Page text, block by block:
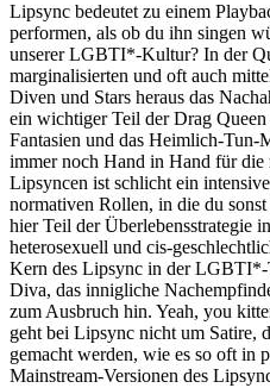
Lipsync bedeutet zu einem
performen, als ob du ihn singen
unserer LGBTI*-Kultur? In der
marginalisierten und oft auch
Diven und Stars heraus das
ein wichtiger Teil der Drag
Fantasien und das Heimlich-Tun-
immer noch Hand in Hand für die
Lipsyncen ist schlicht ein
normativen Rollen, in die du
hier Teil der Überlebensstrategie
heterosexuell und cis-
Kern des Lipsync in der LGBTI*-
Diva, das innigliche
zum Ausbruch hin. Yeah, you
geht bei Lipsync nicht um Satire,
gemacht werden, wie es so oft in
Mainstream-Versionen des